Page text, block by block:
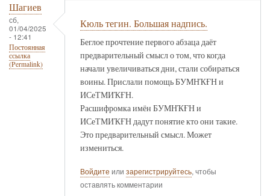
Шагиев
сб,
01/04/2025
- 12:41
Постоянная
ссылка
(Permalink)
Кюль тегин. Большая надпись.
Беглое прочтение первого абзаца даёт
предварительный смысл о том, что когда
начали увеличиваться дни, стали собираться
воины. Прислали помощь БУМНҠҒН и
ИСеТМИҠҒН.
Расшифромка имён БУМНҠҒН и
ИСеТМИҠҒН дадут понятие кто они такие.
Это предварительный смысл. Может
измениться.
Войдите или зарегистрируйтесь, чтобы
оставлять комментарии